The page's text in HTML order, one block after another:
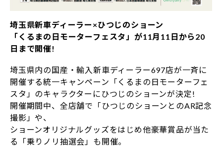
埼玉県新車ディーラー×ひつじのショーン
「くるまの日モーターフェスタ」が11月11日から20
日まで開催!
埼玉県内の国産・輸入新車ディーラー697店が一斉に
開催する統一キャンペーン「くるまの日モーターフェ
スタ」のキャラクターにひつじのショーンが決定!
開催期間中、全店舗で「ひつじのショーンとのAR記念
撮影」や、
ショーンオリジナルグッズをはじめ他豪華賞品が当た
る「乗りノリ抽選会」も開催。